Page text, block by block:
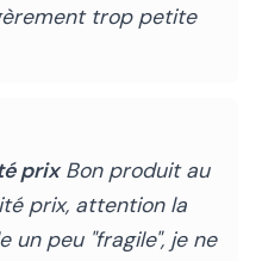
trop petite
prixBon produit au
prix, attention la
un peu "fragile", je ne